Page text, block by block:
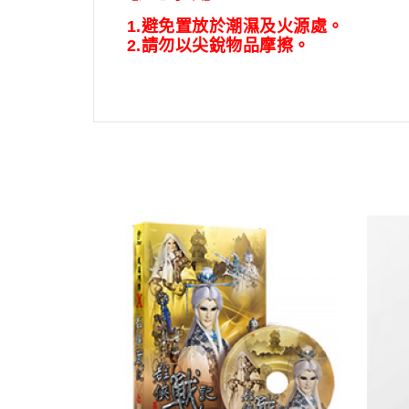
1.避免置放於潮濕及火源處。
2.請勿以尖銳物品摩擦。